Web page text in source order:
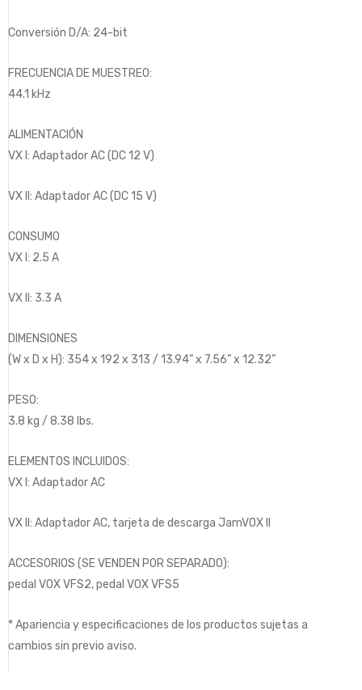
Conversión D/A: 24-bit
FRECUENCIA DE MUESTREO:
44.1 kHz
ALIMENTACIÓN
VX I: Adaptador AC (DC 12 V)
VX II: Adaptador AC (DC 15 V)
CONSUMO
VX I: 2.5 A
VX II: 3.3 A
DIMENSIONES
(W x D x H): 354 x 192 x 313 / 13.94” x 7.56” x 12.32”
PESO:
3.8 kg / 8.38 lbs.
ELEMENTOS INCLUIDOS:
VX I: Adaptador AC
VX II: Adaptador AC, tarjeta de descarga JamVOX II
ACCESORIOS (SE VENDEN POR SEPARADO):
pedal VOX VFS2, pedal VOX VFS5
* Apariencia y especificaciones de los productos sujetas a
cambios sin previo aviso.